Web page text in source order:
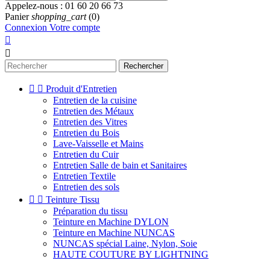
Appelez-nous : 01 60 20 66 73
Panier shopping_cart (0)
Connexion Votre compte


Rechercher
  Produit d'Entretien
Entretien de la cuisine
Entretien des Métaux
Entretien des Vitres
Entretien du Bois
Lave-Vaisselle et Mains
Entretien du Cuir
Entretien Salle de bain et Sanitaires
Entretien Textile
Entretien des sols
  Teinture Tissu
Préparation du tissu
Teinture en Machine DYLON
Teinture en Machine NUNCAS
NUNCAS spécial Laine, Nylon, Soie
HAUTE COUTURE BY LIGHTNING